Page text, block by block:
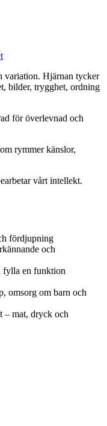
variation. Hjärnan tycker
bilder, trygghet, ordning
för överlevnad och
rymmer känslor,
vårt intellekt.
fördjupning
och
fylla en funktion
omsorg om barn och
– mat, dryck och